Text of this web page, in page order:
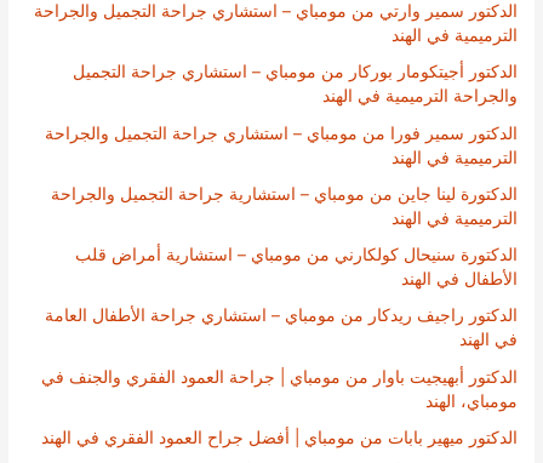
الدكتور سمير وارتي من مومباي – استشاري جراحة التجميل والجراحة
الترميمية في الهند
الدكتور أجيتكومار بوركار من مومباي – استشاري جراحة التجميل
والجراحة الترميمية في الهند
الدكتور سمير فورا من مومباي – استشاري جراحة التجميل والجراحة
الترميمية في الهند
الدكتورة لينا جاين من مومباي – استشارية جراحة التجميل والجراحة
الترميمية في الهند
الدكتورة سنيحال كولكارني من مومباي – استشارية أمراض قلب
الأطفال في الهند
الدكتور راجيف ريدكار من مومباي – استشاري جراحة الأطفال العامة
في الهند
الدكتور أبهيجيت باوار من مومباي | جراحة العمود الفقري والجنف في
مومباي، الهند
الدكتور ميهير بابات من مومباي | أفضل جراح العمود الفقري في الهند